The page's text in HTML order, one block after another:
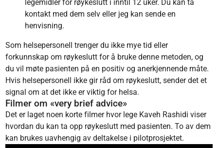
legemidler for røykeslutt i inntil 12 uker. Du kan ta
kontakt med dem selv eller jeg kan sende en
henvisning.
Som helsepersonell trenger du ikke mye tid eller
forkunnskap om røykeslutt for å bruke denne metoden, og
du vil møte pasienten på en positiv og anerkjennende måte.
Hvis helsepersonell ikke gir råd om røykeslutt, sender det et
signal om at det ikke er viktig for helsa.
Filmer om «very brief advice»
Det er laget noen korte filmer hvor lege Kaveh Rashidi viser
hvordan du kan ta opp røykeslutt med pasienten. To av dem
kan brukes uavhengig av deltakelse i pilotprosjektet.